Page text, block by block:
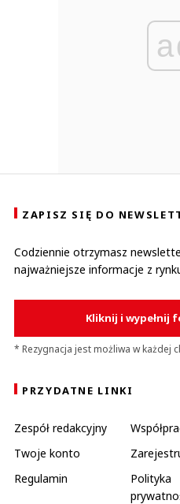
ZAPISZ SIĘ DO
Codziennie otrzymasz
najważniejsze informacje z
Kliknij i wypełnij
* Rezygnacja jest możliwa w każdej
PRZYDATNE LINKI
Zespół redakcyjny
Twoje konto
Regulamin
Polityka